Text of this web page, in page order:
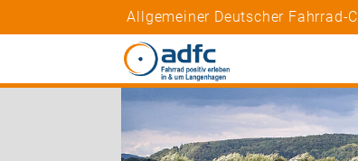
Allgemeiner Deutscher Fahrrad-